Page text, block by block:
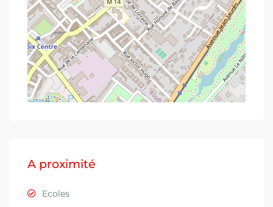
A proximité
Ecoles